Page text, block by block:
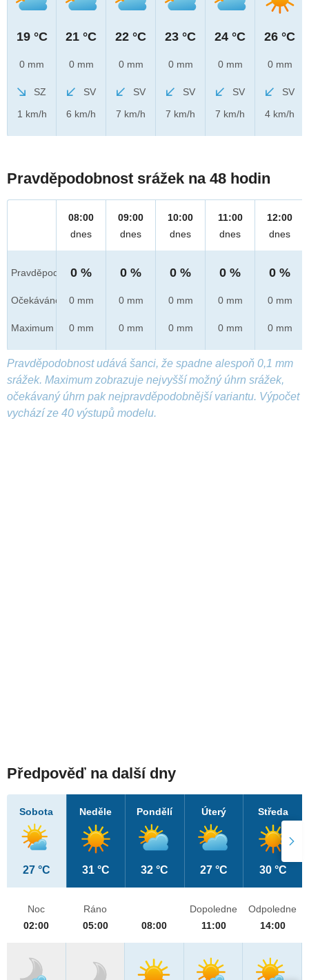
19 °C
0 mm
SZ
1 km/h
21 °C
0 mm
SV
6 km/h
22 °C
0 mm
SV
7 km/h
23 °C
0 mm
SV
7 km/h
24 °C
0 mm
SV
7 km/h
26 °C
0 mm
SV
4 km/h
Pravděpodobnost srážek na 48 hodin
Pravděpod.
Očekáváno
Maximum
08:00
dnes
0 %
0 mm
0 mm
09:00
dnes
0 %
0 mm
0 mm
10:00
dnes
0 %
0 mm
0 mm
11:00
dnes
0 %
0 mm
0 mm
12:00
dnes
0 %
0 mm
0 mm
Pravděpodobnost udává šanci, že spadne alespoň 0,1 mm
srážek. Maximum zobrazuje nejvyšší možný úhrn srážek,
očekávaný úhrn pak nejpravděpodobnější variantu. Výpočet
vychází ze 40 výstupů modelu.
Předpověď na další dny
Sobota
27 °C
Neděle
31 °C
Pondělí
32 °C
Úterý
27 °C
Středa
30 °C
Noc
02:00
Ráno
05:00
08:00
Dopoledne
11:00
Odpoledne
14:00